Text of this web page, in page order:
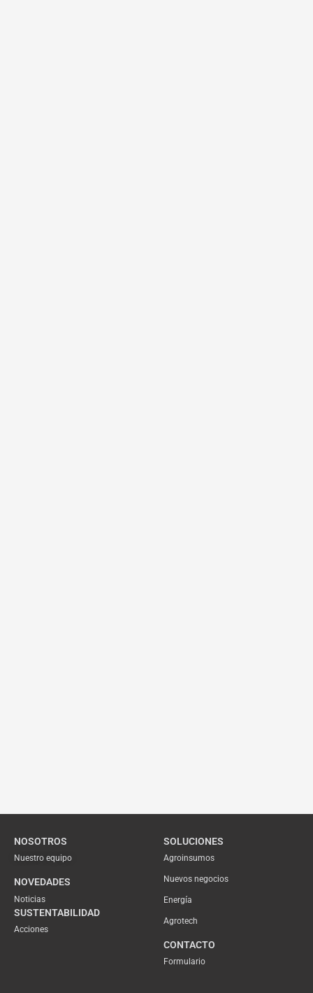
NOSOTROS
Nuestro equipo
NOVEDADES
Noticias
SUSTENTABILIDAD
Acciones
SOLUCIONES
Agroinsumos
Nuevos negocios
Energía
Agrotech
CONTACTO
Formulario